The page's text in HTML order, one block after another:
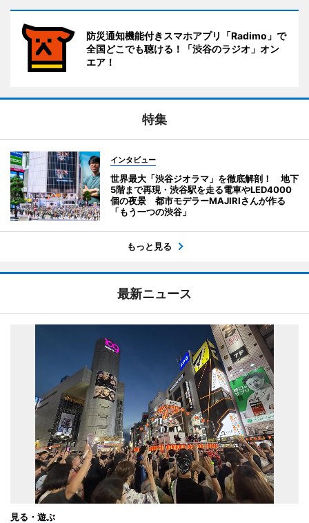
防災通知機能付きスマホアプリ「Radimo」で
全国どこでも聴ける！「渋谷のラジオ」オン
エア！
特集
インタビュー
世界最大「渋谷ジオラマ」を徹底解剖！ 地下
5階まで再現・渋谷駅を走る電車やLED4000
個の夜景 都市モデラーMAJIRIさんが作る
「もう一つの渋谷」
もっと見る
最新ニュース
見る・遊ぶ